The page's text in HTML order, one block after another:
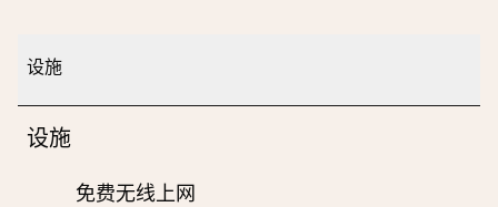
设施
设施
免费无线上网